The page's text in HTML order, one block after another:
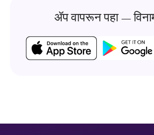
ॲप वापरून पहा —